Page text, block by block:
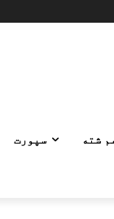
شته سپورت